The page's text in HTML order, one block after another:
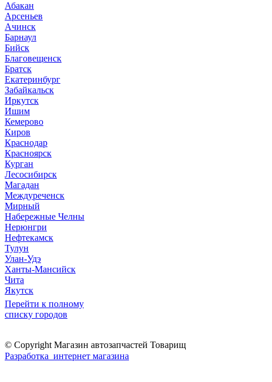
Абакан
Арсеньев
Ачинск
Барнаул
Бийск
Благовещенск
Братск
Екатеринбург
Забайкальск
Иркутск
Ишим
Кемерово
Киров
Краснодар
Красноярск
Курган
Лесосибирск
Магадан
Междуреченск
Мирный
Набережные Челны
Нерюнгри
Нефтекамск
Тулун
Улан-Удэ
Ханты-Мансийск
Чита
Якутск
Перейти к полному
списку городов
© Copyright Магазин автозапчастей Товарищ
Разработка интернет магазина